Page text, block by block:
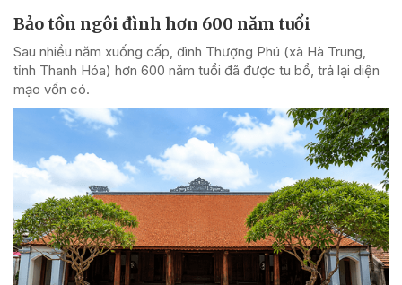
Bảo tồn ngôi đình hơn 600 năm tuổi
Sau nhiều năm xuống cấp, đình Thượng Phú (xã Hà Trung,
tỉnh Thanh Hóa) hơn 600 năm tuổi đã được tu bổ, trả lại diện
mạo vốn có.